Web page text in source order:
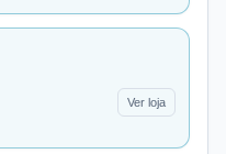
Ver loja